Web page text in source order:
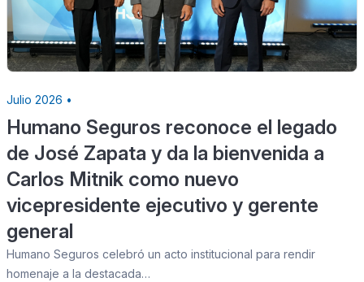
Julio 2026 •
Humano Seguros reconoce el legado
de José Zapata y da la bienvenida a
Carlos Mitnik como nuevo
vicepresidente ejecutivo y gerente
general
Humano Seguros celebró un acto institucional para rendir
homenaje a la destacada…